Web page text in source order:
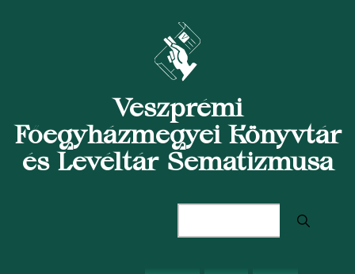
Veszprémi
Főegyházmegyei Könyvtár
és Levéltár Sematizmusa